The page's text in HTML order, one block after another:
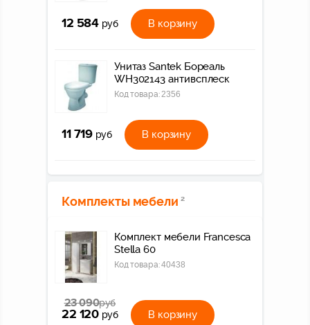
12 584 руб В корзину
Унитаз Santek Бореаль
WH302143 антивсплеск
Код товара:2356
11 719 руб В корзину
Комплекты мебели 2
Комплект мебели Francesca
Stella 60
Код товара:40438
23 090руб
22 120 руб В корзину